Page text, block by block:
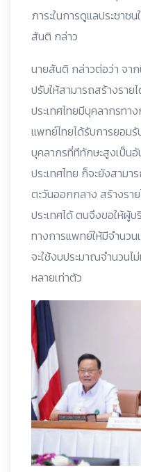
ภาระในการดูแลประชาช
สันติ กล่าว
นายสันติ กล่าวต่อว่า จา
ปรับให้สามารถสร้างราย
ประเทศไทยมีบุคลากรท
แพทย์ไทยได้รับการยอมรั
บุคลากรที่ทีทักษะสูงเป็น
ประเทศไทย ก็จะยังสามา
ตะวันออกกลาง สร้างรา
ประเทศได้ ตนจึงขอให้ผู้
ทางการแพทย์ให้มีจำนว
จะใช้งบประมาณจำนวนไ
หลายเท่าตัว